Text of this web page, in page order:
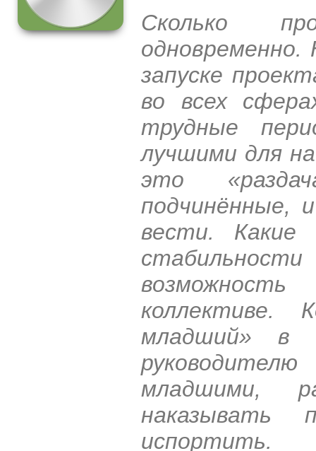
Сколько
запуске
во всех
трудные
лучшими для
это
подчинённые,
вести. Какие
коллективе.
младший» в
младшими,
наказывать